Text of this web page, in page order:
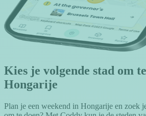
Kies je volgende stad om
Hongarije
Plan je een weekend in Hongarije en zoek